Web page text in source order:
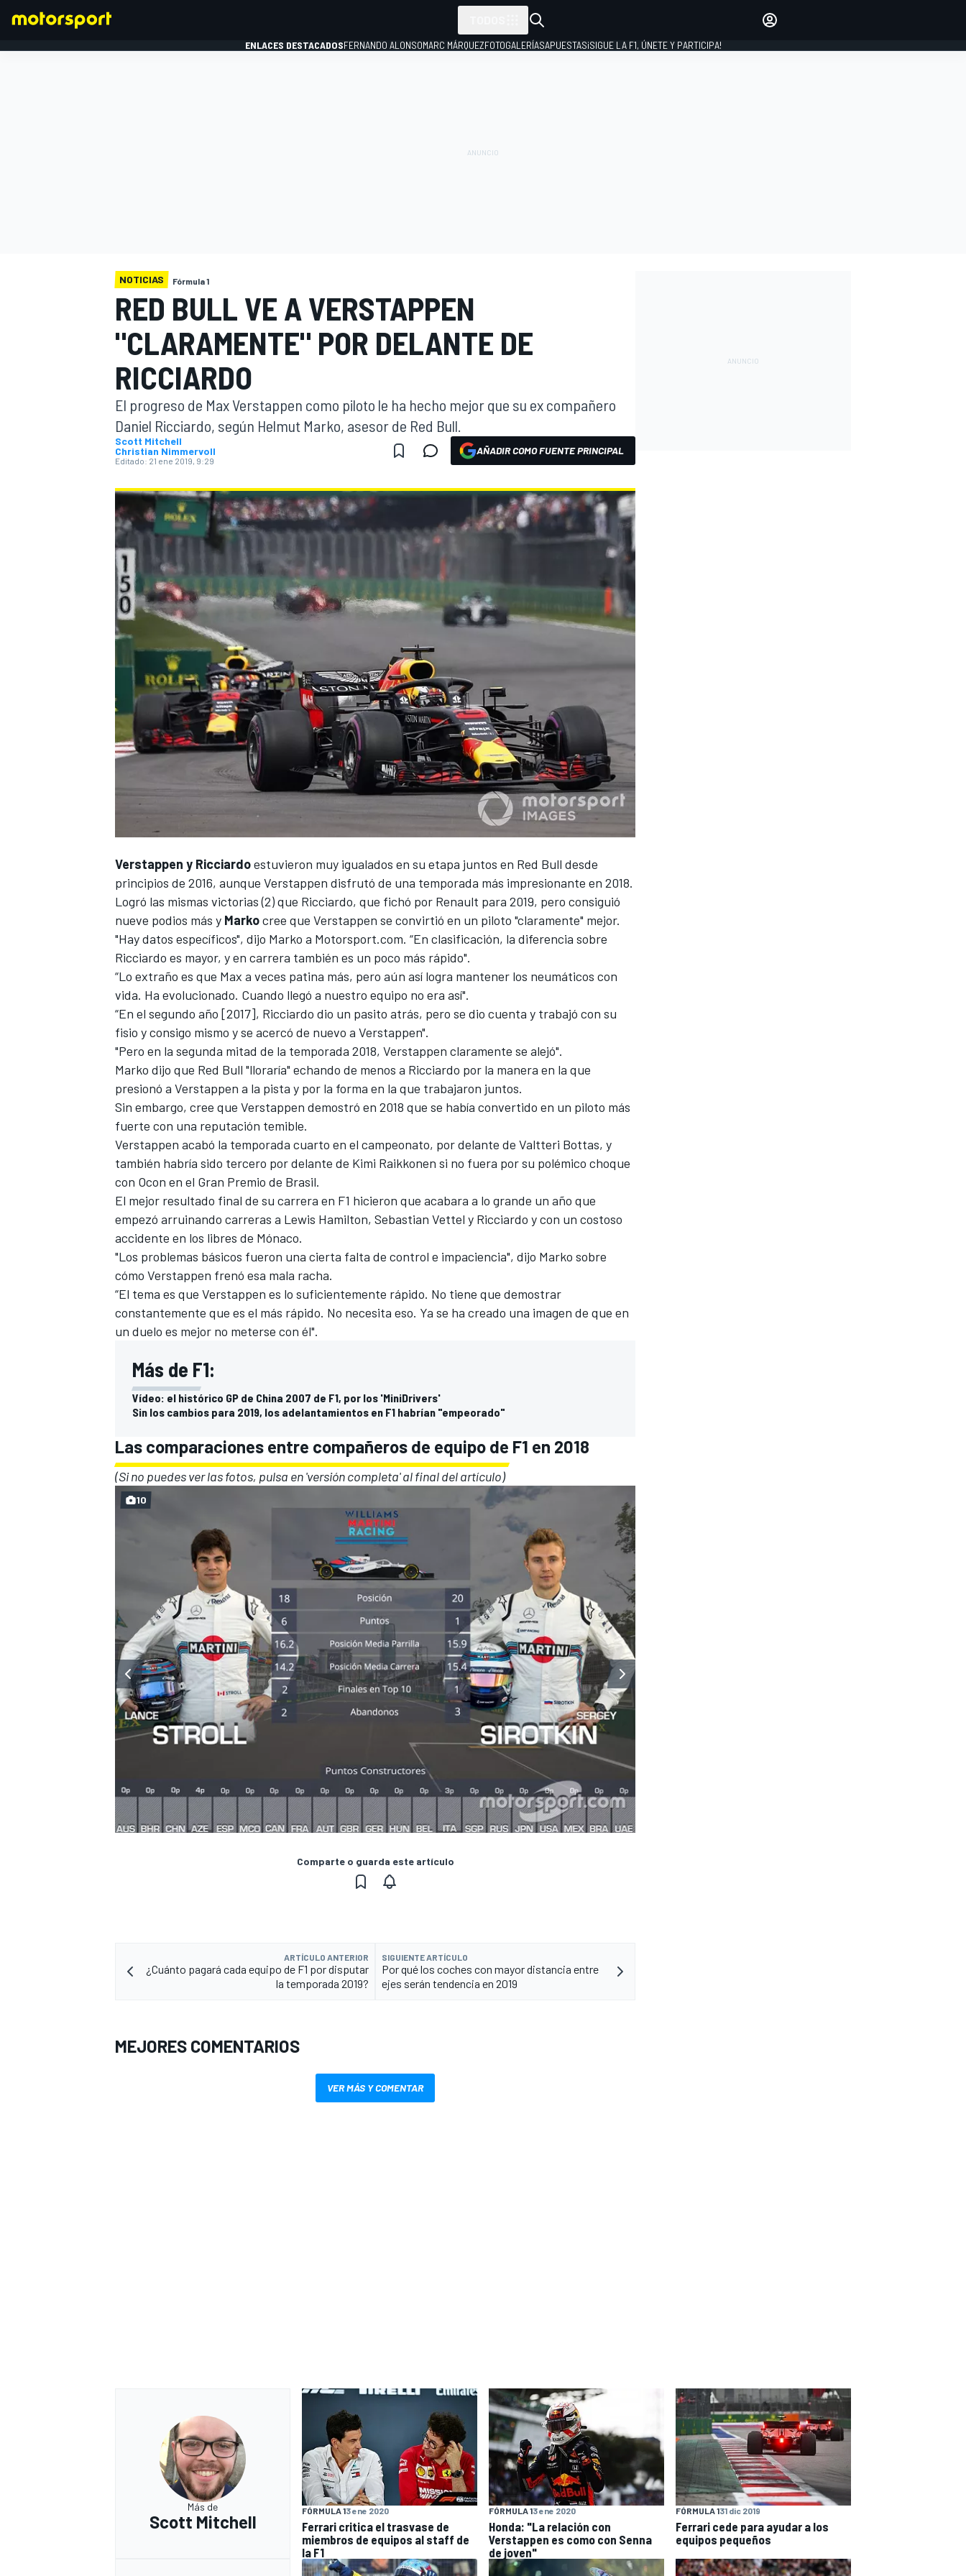
WEC FÓRMULA E
MÁS CATEGORÍAS
ENLACES DESTACADOSFERNANDO ALONSOMARC MÁRQUEZFOTOGALERÍASAPUESTAS¡SIGUE LA F1, ÚNETE Y PARTICIPA!
NOTICIAS Fórmula 1
RED BULL VE A VERSTAPPEN
"CLARAMENTE" POR DELANTE DE
RICCIARDO
El progreso de Max Verstappen como piloto le ha hecho mejor que su ex compañero
Daniel Ricciardo, según Helmut Marko, asesor de Red Bull.
Scott Mitchell
Christian Nimmervoll
Editado: 21 ene 2019, 9:29
AÑADIR COMO FUENTE PRINCIPAL
Verstappen y Ricciardoestuvieron muy igualados en su etapa juntos en Red Bull desde
principios de 2016, aunque Verstappen disfrutó de una temporada más impresionante en 2018.
Logró las mismas victorias (2) que Ricciardo, que fichó por Renault para 2019, pero consiguió
nueve podios más y Markocree que Verstappen se convirtió en un piloto "claramente" mejor.
"Hay datos específicos", dijo Marko a Motorsport.com. “En clasificación, la diferencia sobre
Ricciardo es mayor, y en carrera también es un poco más rápido".
“Lo extraño es que Max a veces patina más, pero aún así logra mantener los neumáticos con
vida. Ha evolucionado. Cuando llegó a nuestro equipo no era así".
“En el segundo año [2017], Ricciardo dio un pasito atrás, pero se dio cuenta y trabajó con su
fisio y consigo mismo y se acercó de nuevo a Verstappen".
"Pero en la segunda mitad de la temporada 2018, Verstappen claramente se alejó".
Marko dijo que Red Bull "lloraría" echando de menos a Ricciardo por la manera en la que
presionó a Verstappen a la pista y por la forma en la que trabajaron juntos.
Sin embargo, cree que Verstappen demostró en 2018 que se había convertido en un piloto más
fuerte con una reputación temible.
Verstappen acabó la temporada cuarto en el campeonato, por delante de Valtteri Bottas, y
también habría sido tercero por delante de Kimi Raikkonen si no fuera por su polémico choque
con Ocon en el Gran Premio de Brasil.
El mejor resultado final de su carrera en F1 hicieron que acabara a lo grande un año que
empezó arruinando carreras a Lewis Hamilton, Sebastian Vettel y Ricciardo y con un costoso
accidente en los libres de Mónaco.
"Los problemas básicos fueron una cierta falta de control e impaciencia", dijo Marko sobre
cómo Verstappen frenó esa mala racha.
“El tema es que Verstappen es lo suficientemente rápido. No tiene que demostrar
constantemente que es el más rápido. No necesita eso. Ya se ha creado una imagen de que en
un duelo es mejor no meterse con él".
Más de F1:
Vídeo: el histórico GP de China 2007 de F1, por los 'MiniDrivers'
Sin los cambios para 2019, los adelantamientos en F1 habrían "empeorado"
Las comparaciones entre compañeros de equipo de F1 en 2018
(Si no puedes ver las fotos, pulsa en 'versión completa' al final del artículo)
10
Comparte o guarda este artículo
ARTÍCULO ANTERIOR
¿Cuánto pagará cada equipo de F1 por disputar
la temporada 2019?
SIGUIENTE ARTÍCULO
Por qué los coches con mayor distancia entre
ejes serán tendencia en 2019
MEJORES COMENTARIOS
VER MÁS Y COMENTAR
Más de
Scott Mitchell
FÓRMULA 13 ene 2020
Ferrari critica el trasvase de
miembros de equipos al staff de
la F1
FÓRMULA 13 ene 2020
Honda: "La relación con
Verstappen es como con Senna
de joven"
FÓRMULA 131 dic 2019
Ferrari cede para ayudar a los
equipos pequeños